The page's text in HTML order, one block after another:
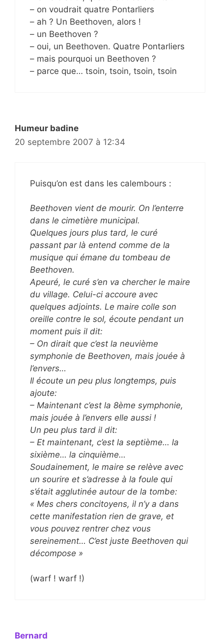
– on voudrait quatre Pontarliers
– ah ? Un Beethoven, alors !
– un Beethoven ?
– oui, un Beethoven. Quatre Pontarliers
– mais pourquoi un Beethoven ?
– parce que… tsoin, tsoin, tsoin, tsoin
Humeur badine
20 septembre 2007 à 12:34
Puisqu’on est dans les calembours :
Beethoven vient de mourir. On l’enterre
dans le cimetière municipal.
Quelques jours plus tard, le curé
passant par là entend comme de la
musique qui émane du tombeau de
Beethoven.
Apeuré, le curé s’en va chercher le maire
du village. Celui-ci accoure avec
quelques adjoints. Le maire colle son
oreille contre le sol, écoute pendant un
moment puis il dit:
– On dirait que c’est la neuvième
symphonie de Beethoven, mais jouée à
l’envers…
Il écoute un peu plus longtemps, puis
ajoute:
– Maintenant c’est la 8ème symphonie,
mais jouée à l’envers elle aussi !
Un peu plus tard il dit:
– Et maintenant, c’est la septième… la
sixième… la cinquième…
Soudainement, le maire se relève avec
un sourire et s’adresse à la foule qui
s’était agglutinée autour de la tombe:
« Mes chers concitoyens, il n’y a dans
cette manifestation rien de grave, et
vous pouvez rentrer chez vous
sereinement… C’est juste Beethoven qui
décompose »
(warf ! warf !)
Bernard